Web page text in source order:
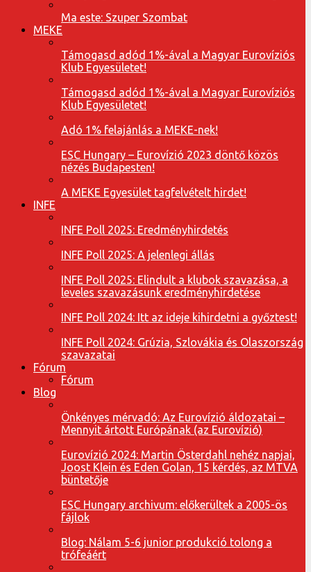
Ma este: Szuper Szombat
MEKE
Támogasd adód 1%-ával a Magyar Eurovíziós
Klub Egyesületet!
Támogasd adód 1%-ával a Magyar Eurovíziós
Klub Egyesületet!
Adó 1% felajánlás a MEKE-nek!
ESC Hungary – Eurovízió 2023 döntő közös
nézés Budapesten!
A MEKE Egyesület tagfelvételt hirdet!
INFE
INFE Poll 2025: Eredményhirdetés
INFE Poll 2025: A jelenlegi állás
INFE Poll 2025: Elindult a klubok szavazása, a
leveles szavazásunk eredményhirdetése
INFE Poll 2024: Itt az ideje kihirdetni a győztest!
INFE Poll 2024: Grúzia, Szlovákia és Olaszország
szavazatai
Fórum
Fórum
Blog
Önkényes mérvadó: Az Eurovízió áldozatai –
Mennyit ártott Európának (az Eurovízió)
Eurovízió 2024: Martin Österdahl nehéz napjai,
Joost Klein és Eden Golan, 15 kérdés, az MTVA
büntetője
ESC Hungary archivum: előkerültek a 2005-ös
fájlok
Blog: Nálam 5-6 junior produkció tolong a
trófeáért